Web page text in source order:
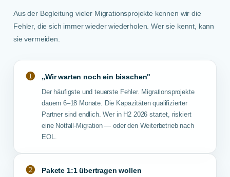
Aus der Begleitung vieler Migrationsprojekte kennen wir die
Fehler, die sich immer wieder wiederholen. Wer sie kennt, kann
sie vermeiden.
❶ „Wir warten noch ein bisschen"
Der häufigste und teuerste Fehler. Migrationsprojekte
dauern 6–18 Monate. Die Kapazitäten qualifizierter
Partner sind endlich. Wer in H2 2026 startet, riskiert
eine Notfall-Migration — oder den Weiterbetrieb nach
EOL.
❷ Pakete 1:1 übertragen wollen